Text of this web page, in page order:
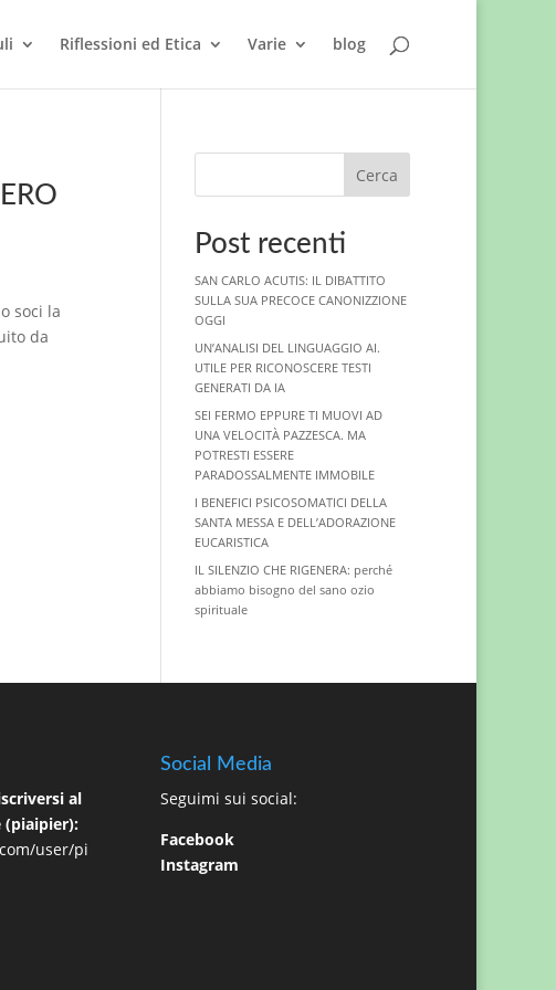
Riflessioni ed Etica Varie blog
soci la
da
Cerca
Post recenti
SAN CARLO ACUTIS: IL DIBATTITO
SULLA SUA PRECOCE CANONIZZIONE
OGGI
UN’ANALISI DEL LINGUAGGIO AI.
UTILE PER RICONOSCERE TESTI
GENERATI DA IA
SEI FERMO EPPURE TI MUOVI AD
UNA VELOCITÀ PAZZESCA. MA
POTRESTI ESSERE
PARADOSSALMENTE IMMOBILE
I BENEFICI PSICOSOMATICI DELLA
SANTA MESSA E DELL’ADORAZIONE
EUCARISTICA
IL SILENZIO CHE RIGENERA: perché
abbiamo bisogno del sano ozio
spirituale
al
(piaipier):
user/pi
Social Media
Seguimi sui social:
Facebook
Instagram